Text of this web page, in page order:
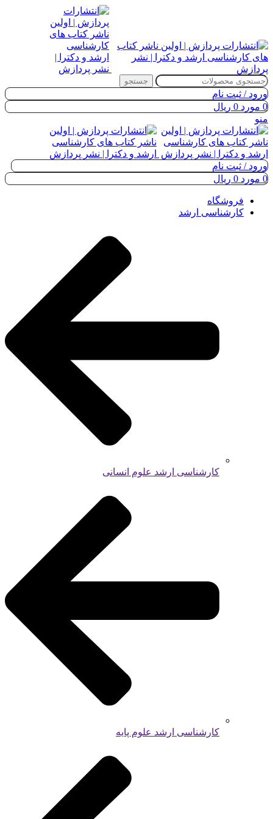
جستجو
ورود / ثبت نام
0 مورد 0 ریال
منو
ورود / ثبت نام
0 مورد 0 ریال
فروشگاه
کارشناسی ارشد
کارشناسی ارشد علوم انسانی
کارشناسی ارشد علوم پایه